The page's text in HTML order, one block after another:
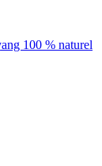
100 % naturel